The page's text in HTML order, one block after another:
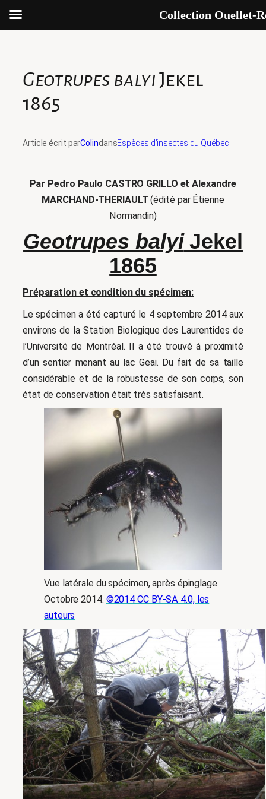
Geotrupes balyiJekel
1865
Article écrit parColindansEspèces d’insectes du Québec
Par Pedro Paulo CASTRO GRILLO et Alexandre
MARCHAND-THERIAULT (édité par Étienne
Normandin)
Geotrupes balyiJekel
1865
Préparation et condition du spécimen:
Le spécimen a été capturé le 4 septembre 2014 aux
environs de la Station Biologique des Laurentides de
l’Université de Montréal. Il a été trouvé à proximité
d’un sentier menant au lac Geai. Du fait de sa taille
considérable et de la robustesse de son corps, son
état de conservation était très satisfaisant.
Vue latérale du spécimen, après épinglage.
Octobre 2014. ©2014 CC BY-SA 4.0, les
auteurs
Collection Ouellet-